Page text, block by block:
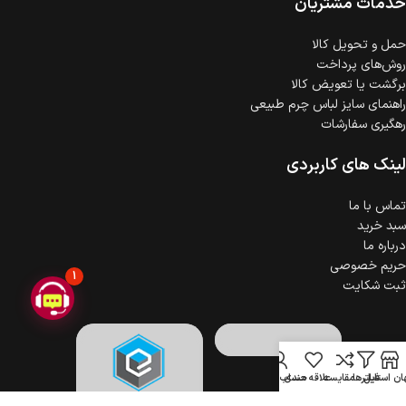
گارانتی معتبر برای تمامی محصولات ارائه می‌شود.حمل‌ و تحویل کالا
روش‌های پرداخت
برگشت یا تعویض کالا
راهنمای سایز لباس چرم طبیعی
رهگیری سفارشات
لینک های کاربردی
تماس با ما
سبد خرید
درباره ما
حریم خصوصی
ثبت شکایت
استایل
فیلترهامقایسهعلاقه مندیحساب کاربری
1